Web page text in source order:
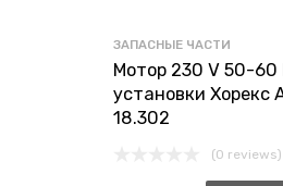
ЗАПАСНЫЕ ЧАСТИ
Мотор 230 V 50-60
установки Хорекс
18.302
(0 reviews)